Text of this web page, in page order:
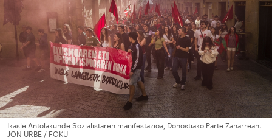
Ikasle Antolakunde Sozialistaren manifestazioa, Donostiako Parte Zaharrean.
JON URBE / FOKU